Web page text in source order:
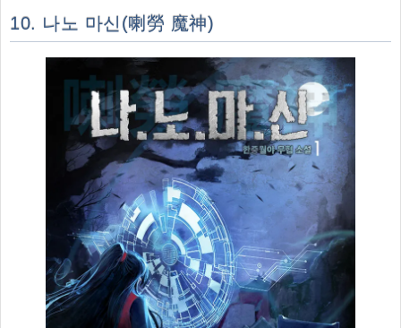
10. 나노 마신(喇勞 魔神)